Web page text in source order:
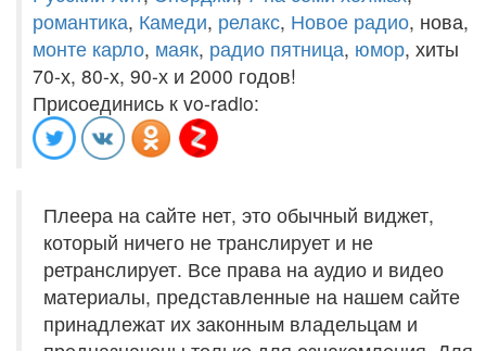
романтика, Камеди, релакс, Новое радио, нова,
монте карло, маяк, радио пятница, юмор, хиты
70-х, 80-х, 90-х и 2000 годов!
Присоединись к vo-radio:
Плеера на сайте нет, это обычный виджет,
который ничего не транслирует и не
ретранслирует. Все права на аудио и видео
материалы, представленные на нашем сайте
принадлежат их законным владельцам и